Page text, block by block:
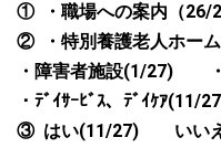
① ・職場への案内（26/
②
・特別養護老人ホーム
・障害者施設(1/27) ・
・ﾃﾞｲｻｰﾋﾞｽ、ﾃﾞｲｹｱ(11/
③ はい(11/27) いい